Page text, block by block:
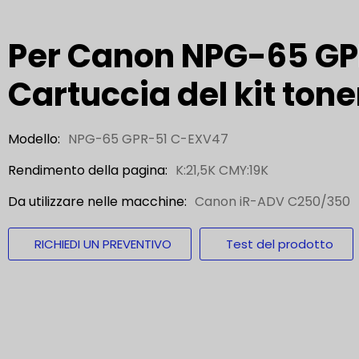
Per Canon NPG-65
Cartuccia del kit
Modello: NPG-65 GPR-51 C-EXV47
Rendimento della pagina: K:21,5K CMY:19K
Da utilizzare nelle macchine: Canon iR-ADV C250/350
RICHIEDI UN PREVENTIVO Test del prodotto